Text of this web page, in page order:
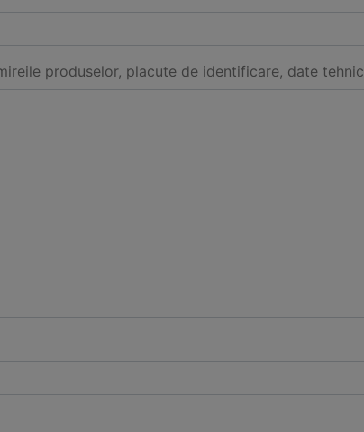
produselor, placute de identificare, date